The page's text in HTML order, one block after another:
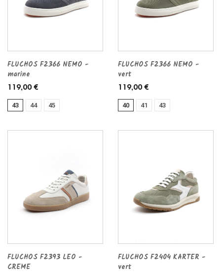
FLUCHOS F2366 NEMO -
marine
119,00 €
43 44 45
FLUCHOS F2366 NEMO -
vert
119,00 €
40 41 43
FLUCHOS F2393 LEO -
CREME
FLUCHOS F2404 KARTER -
vert